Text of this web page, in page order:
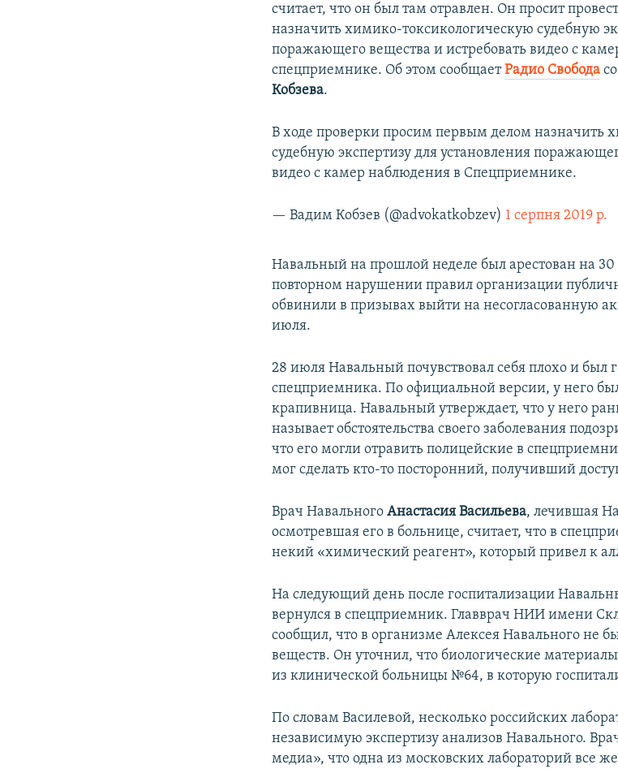
считает, что он был там отравлен. Он просит
назначить химико-токсикологическую судебную
поражающего вещества и истребовать видео с
спецприемнике. Об этом сообщаетРадио Свобода
Кобзева.
В ходе проверки просим первым делом назначить
судебную экспертизу для установления
видео с камер наблюдения в Спецприемнике.
— Вадим Кобзев (@advokatkobzev) 1 серпня 2019 р.
Навальный на прошлой неделе был арестован на
повторном нарушении правил организации
обвинили в призывах выйти на несогласованную
июля.
28 июля Навальный почувствовал себя плохо и был
спецприемника. По официальной версии, у него
крапивница. Навальный утверждает, что у него
называет обстоятельства своего заболевания
что его могли отравить полицейские в
мог сделать кто-то посторонний, получивший
Врач НавальногоАнастасия Васильева, лечившая
осмотревшая его в больнице, считает, что в
некий «химический реагент», который привел к
На следующий день после госпитализации
вернулся в спецприемник. Главврач НИИ имени
сообщил, что в организме Алексея Навального не
веществ. Он уточнил, что биологические
из клинической больницы №64, в которую
По словам Василевой, несколько российских
независимую экспертизу анализов Навального.
медиа», что одна из московских лабораторий все же